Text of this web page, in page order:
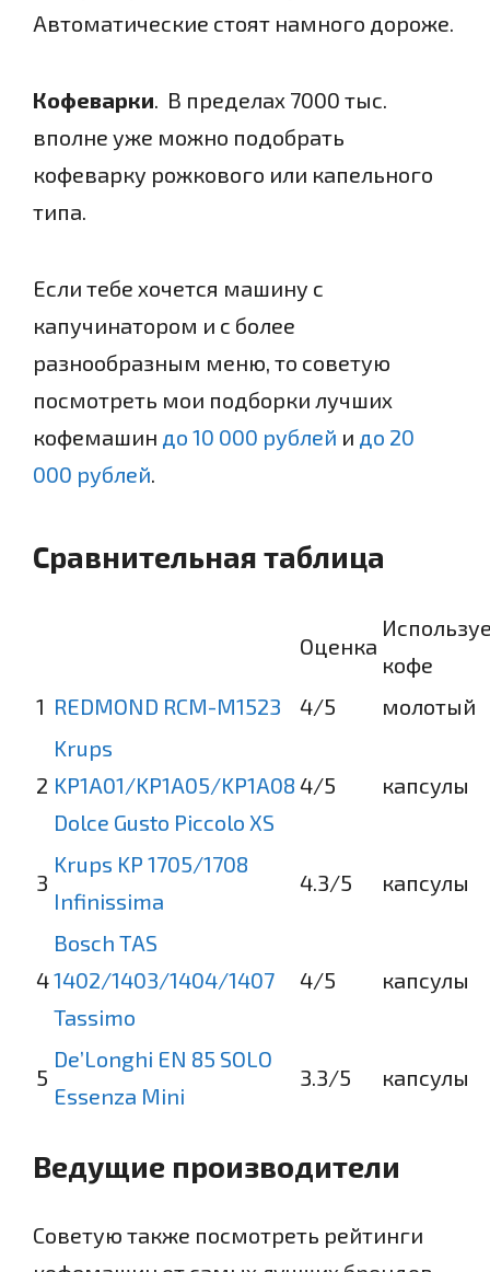
Автоматические стоят намного дороже.
Кофеварки . В пределах 7000 тыс.
вполне уже можно подобрать
кофеварку рожкового или капельного
типа.
Если тебе хочется машину с
капучинатором и с более
разнообразным меню, то советую
посмотреть мои подборки лучших
кофемашин до 10 000 рублей и до 20
000 рублей
Сравнительная таблица
Оценка
кофе
1 REDMOND RCM-M1523 4/5 молотый
2
Krups
KP1A01/KP1A05/KP1A08
Dolce Gusto Piccolo XS
4/5 капсулы
3
Krups KP 1705/1708
Infinissima
4.3/5 капсулы
4
Bosch TAS
1402/1403/1404/1407
Tassimo
4/5 капсулы
5
De’Longhi EN 85 SOLO
Essenza Mini
3.3/5 капсулы
Ведущие производители
Советую также посмотреть рейтинги